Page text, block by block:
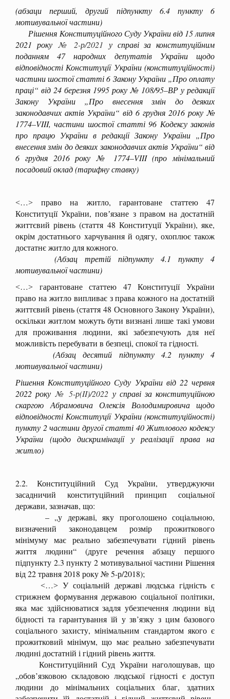
(абзаци перший, другий підпункту 6.4 пункту 6
мотивувальної частини)
Рішення Конституційного Суду України від 15 липня
2021 року № 2-р/2021 у справі за конституційним
поданням 47 народних депутатів України щодо
відповідності Конституції України (конституційності)
частини шостої статті 6 Закону України „Про оплату
праці“ від 24 березня 1995 року № 108/95–ВР у редакції
Закону України „Про внесення змін до деяких
законодавчих актів України“ від 6 грудня 2016 року №
1774–VIII, частини шостої статті 96 Кодексу законів
про працю України в редакції Закону України „Про
внесення змін до деяких законодавчих актів України“ від
6 грудня 2016 року № 1774–VIII (про мінімальний
посадовий оклад (тарифну ставку)
˂…˃ право на житло, гарантоване статтею 47
Конституції України, повʼязане з правом на достатній
життєвий рівень (стаття 48 Конституції України), яке,
окрім достатнього харчування й одягу, охоплює також
достатнє житло для кожного.
(Абзац третій підпункту 4.1 пункту 4
мотивувальної частини)
˂…˃ гарантоване статтею 47 Конституції України
право на житло випливає з права кожного на достатній
життєвий рівень (стаття 48 Основного Закону України),
оскільки житлом можуть бути визнані лише такі умови
для проживання людини, які забезпечують для неї
можливість перебувати в безпеці, спокої та гідності.
(Абзац десятий підпункту 4.2 пункту 4
мотивувальної частини)
Рішення Конституційного Суду України від 22 червня
2022 року№ 5-р(II)/2022у справі за конституційною
скаргою Абрамовича Олексія Володимировича щодо
відповідності Конституції України (конституційності)
пункту 2 частини другої статті 40 Житлового кодексу
України (щодо дискримінації у реалізації права на
житло)
2.2. Конституційний Суд України, утверджуючи
засадничий конституційний принцип соціальної
держави, зазначав, що:
– „у державі, яку проголошено соціальною,
визначений законодавцем розмір прожиткового
мінімуму має реально забезпечувати гідний рівень
життя людини“ (друге речення абзацу першого
підпункту 2.3 пункту 2 мотивувальної частини Рішення
від 22 травня 2018 року № 5-р/2018);
˂…˃ У соціальній державі людська гідність є
стрижнем формування державою соціальної політики,
яка має здійснюватися задля убезпечення людини від
бідності та гарантування їй у зв’язку з цим базового
соціального захисту, мінімальним стандартом якого є
прожитковий мінімум, що має реально забезпечувати
людині достатній і гідний рівень життя.
Конституційний Суд України наголошував, що
„обов’язковою складовою людської гідності є доступ
людини до мінімальних соціальних благ, здатних